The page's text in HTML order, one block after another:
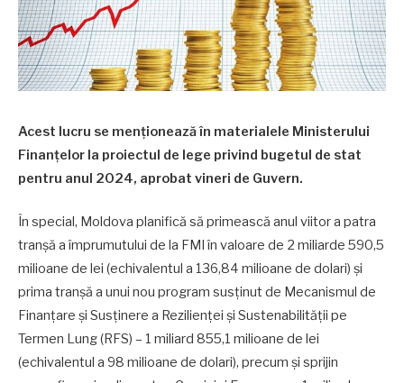
Acest lucru se menționează în materialele Ministerului
Finanțelor la proiectul de lege privind bugetul de stat
pentru anul 2024, aprobat vineri de Guvern.
În special, Moldova planifică să primească anul viitor a patra
tranșă a împrumutului de la FMI în valoare de 2 miliarde 590,5
milioane de lei (echivalentul a 136,84 milioane de dolari) și
prima tranșă a unui nou program susținut de Mecanismul de
Finanțare și Susținere a Rezilienței și Sustenabilității pe
Termen Lung (RFS) – 1 miliard 855,1 milioane de lei
(echivalentul a 98 milioane de dolari), precum și sprijin